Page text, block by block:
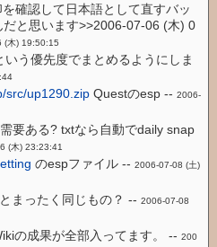
確認して日本語として直すバッ
と思います>>2006-07-06 (木) 0
(木) 19:50:15
う優先度でまとめるようにしま
src/up1290.zip Questのesp --2006-
要ある? txtなら自動でdaily snap
(木) 23:23:41
のespファイル --2006-07-08 (土)
まったく同じもの？ --2006-07-08
の成果が全部入ってます。 --200